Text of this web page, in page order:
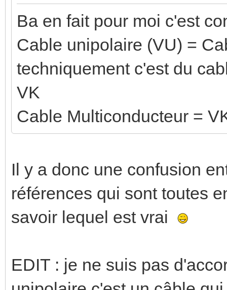
Ba en fait pour moi c'est
Cable unipolaire (VU) =
techniquement c'est du
VK
Cable Multiconducteur =
Il y a donc une confusion
références qui sont toutes
savoir lequel est vrai
EDIT : je ne suis pas